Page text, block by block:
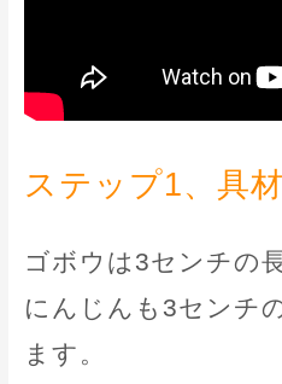
ステップ1、具
ゴボウは3センチの
にんじんも3センチ
ます。